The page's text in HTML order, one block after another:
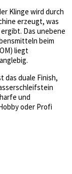
Klinge wird durch
erzeugt, was
Das unebene
beim
liegt
das duale Finish,
und
oder Profi